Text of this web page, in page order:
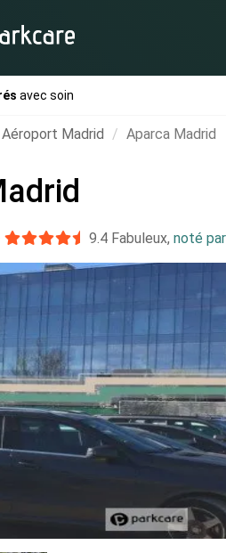
avec soin
Madrid Aparca Madrid
9.4 Fabuleux, noté